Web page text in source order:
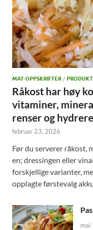
MAT-OPPSKRIFTER /
Råkost har høy
vitaminer,
renser og
februar 23, 2026
Før du serverer råkost,
en; dressingen eller
forskjellige varianter,
opplagte førstevalg
mai